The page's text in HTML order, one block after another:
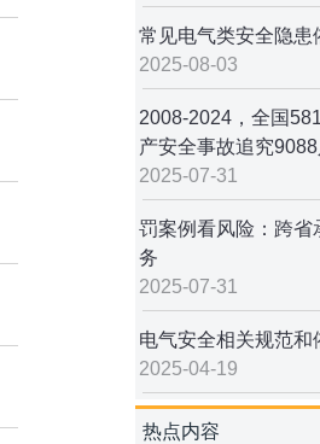
常见电气类安全隐患
2025-08-03
2008-2024，全国
产安全事故追究9088
2025-07-31
罚案例看风险：跨省
务
2025-07-31
电气安全相关规范和
2025-04-19
热点内容